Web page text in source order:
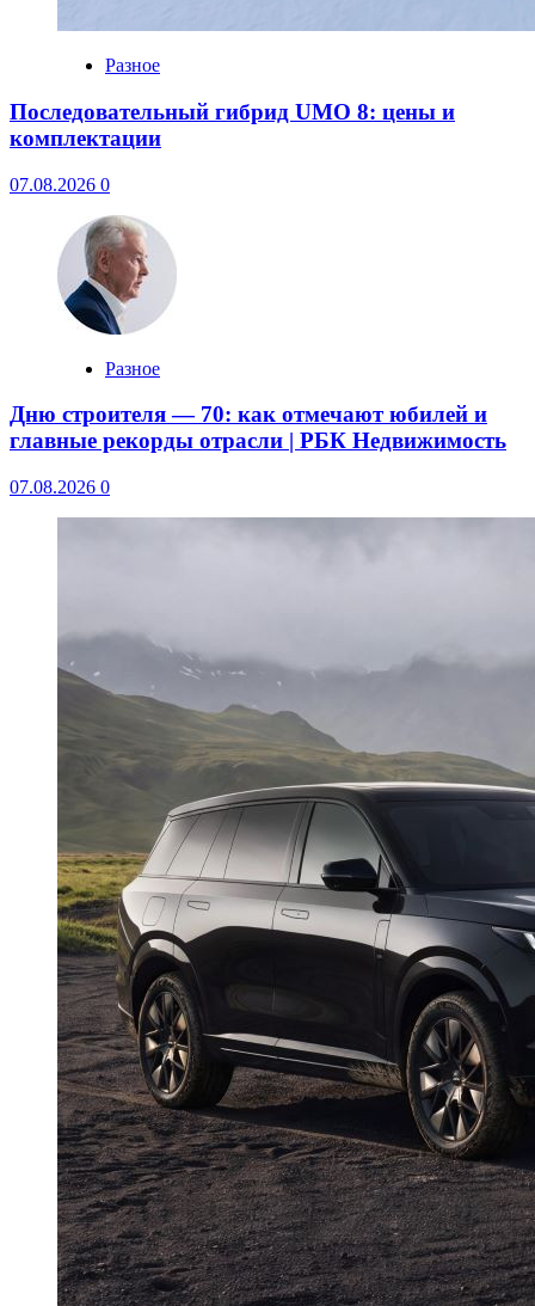
Разное
Последовательный гибрид UMO 8: цены и
комплектации
07.08.2026 0
Разное
Дню строителя — 70: как отмечают юбилей и
главные рекорды отрасли | РБК Недвижимость
07.08.2026 0